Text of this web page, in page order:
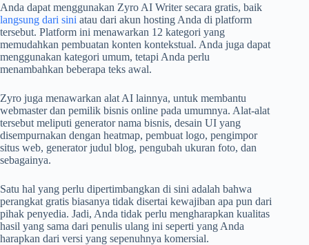
Anda dapat menggunakan Zyro AI Writer secara gratis, baik
langsung dari sini atau dari akun hosting Anda di platform
tersebut. Platform ini menawarkan 12 kategori yang
memudahkan pembuatan konten kontekstual. Anda juga dapat
menggunakan kategori umum, tetapi Anda perlu
menambahkan beberapa teks awal.
Zyro juga menawarkan alat AI lainnya, untuk membantu
webmaster dan pemilik bisnis online pada umumnya. Alat-alat
tersebut meliputi generator nama bisnis, desain UI yang
disempurnakan dengan heatmap, pembuat logo, pengimpor
situs web, generator judul blog, pengubah ukuran foto, dan
sebagainya.
Satu hal yang perlu dipertimbangkan di sini adalah bahwa
perangkat gratis biasanya tidak disertai kewajiban apa pun dari
pihak penyedia. Jadi, Anda tidak perlu mengharapkan kualitas
hasil yang sama dari penulis ulang ini seperti yang Anda
harapkan dari versi yang sepenuhnya komersial.